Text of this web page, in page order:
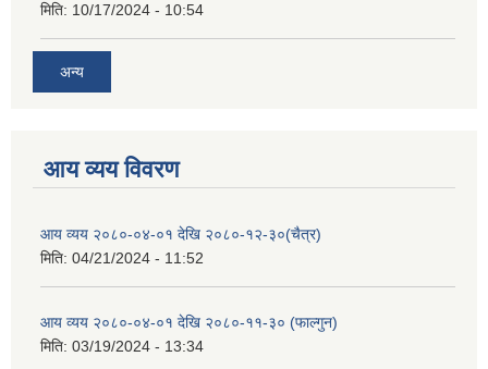
मिति: 10/17/2024 - 10:54
अन्य
आय व्यय विवरण
आय व्यय २०८०-०४-०१ देखि २०८०-१२-३०(चैत्र)
मिति: 04/21/2024 - 11:52
आय व्यय २०८०-०४-०१ देखि २०८०-११-३० (फाल्गुन)
मिति: 03/19/2024 - 13:34